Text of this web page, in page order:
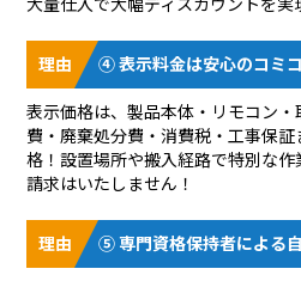
④ 表示料金は安心のコミ
表示価格は、製品本体・リモコン
費・廃棄処分費・消費税・工事保
格！設置場所や搬入経路で特別な
請求はいたしません！
⑤ 専門資格保持者による